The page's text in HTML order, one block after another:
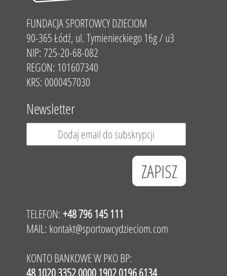
FUNDACJA SPORTOWCY DZIECIOM
90-365 Łódź, ul. Tymienieckiego 16g / u3
NIP: 725-20-68-082
REGON: 101607340
KRS: 0000457030
Newsletter
TELEFON: +48 796 145 111
MAIL: kontakt@sportowcydzieciom.com
KONTO BANKOWE W PKO BP:
48 1020 3352 0000 1902 0196 6134